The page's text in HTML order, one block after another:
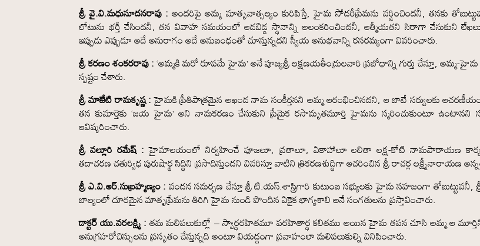
శ్రీ వై.వి.మధుసూదనరావు : అందరిపై అమ్మ మాతృవాత్సల్యం కురిపిస్తే, హైమ సోదరీప్రేమను వర్షించిందనీ, తనకు
లోటును భర్తీ చేసిందనీ, తన వివాహ సమయంలో ఆడబిడ్డ స్థానాన్ని అలంకరించిందనీ, ఆత్మీయతని సిరాగా చేసుకుని లేఖలు
ఇప్పుడు ఎప్పుడూ అదే అనురాగం అదే అనుబంధంతో చూస్తున్నదని స్వీయ అనుభవాన్ని రసరమ్యంగా వివరించారు.
శ్రీ కరణం శంకరరావు :‘అమ్మకి మరో రూపమే హైమ’ అనే పూజ్యశ్రీ లక్షణయతీంద్రులవారి ప్రబోధాన్ని గుర్తు చేస్తూ, అమ్మ-
స్పష్టం చేశారు.
శ్రీ మాజేటి రామకృష్ణ :హైమకి ప్రీతిపాత్రమైన అఖండ నామ సంకీర్తనని అమ్మ ఆరంభించినదని, ఆ బాటే సర్వులకు
తన కుమార్తెకు ‘జయ హైమ’ అని నామకరణం చేసుకుని ప్రేమైక రసామృతమూర్తి హైమను స్మరించుకుంటూ ఉంటానని
ఆవిష్కరించారు.
శ్రీ వల్లూరి రమేష్‌ : హైమాలయంలో నిర్వహించే పూజలూ, వ్రతాలూ, ఏకాహాలూ లలితా లక్ష-కోటి నామపారాయణ
తదాచరణ చతుర్విధ పురుషార్థ సిద్ధిని ప్రసాదిస్తుందని వివరిస్తూ వాటిని త్రికరణశుద్ధిగా ఆచరించిన శ్రీ రాచర్ల లక్ష్మీనారాయణ
శ్రీ ఎ.వి.ఆర్‌.సుబ్రహ్మణ్యం :వందన సమర్పణ చేస్తూ శ్రీ టి.యస్‌.శాస్త్రిగారి కుటుంబ సభ్యులకు హైమ సహజంగా తోబుట్టువనీ,
బాల్యంలో దూరమైన మాతృప్రేమను తిరిగి హైమ నుండి పొందిన ఏకైక భాగ్యశాలి అనే సంగతులను ప్రస్తావించారు.
డాక్టర్‌ యు.వరలక్ష్మి :తమ మలిపలుకుల్లో – స్వార్థరహితమూ పరహితార్థ కలితము అయిన హైమ తపన చూసి అమ్మ ఆ
అనుగ్రహరోచిస్సులను ప్రసృతం చేస్తున్నది అంటూ వియద్గంగా ప్రవాహంలా మలిపలుకుల్ని వినిపించారు.